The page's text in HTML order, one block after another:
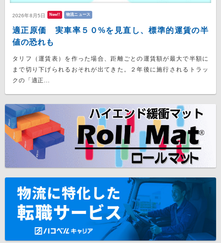
2026年8月5日 New!! 物流ニュース
適正原価 実車率５０%を見直し、標準的運賃の半
値の恐れも
タリフ（運賃表）を作った場合、距離ごとの運賃額が最大で半額に
まで切り下げられるおそれが出てきた。２年後に施行されるトラッ
クの「適正...